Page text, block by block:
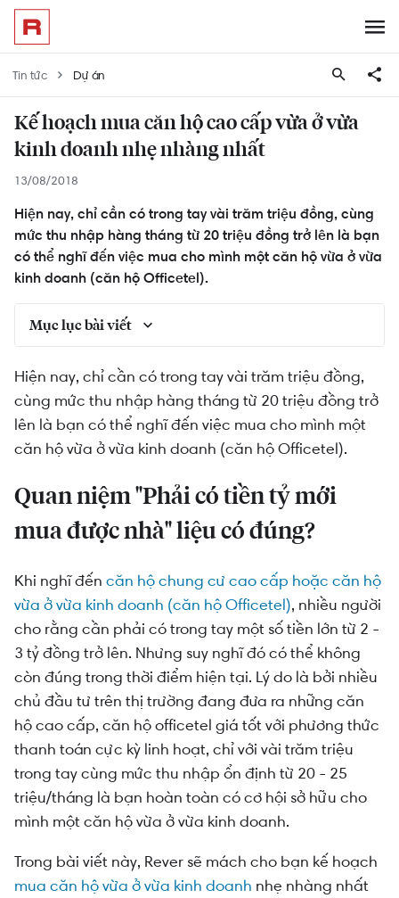
Tin tức Dự án
Kế hoạch mua căn hộ cao cấp vừa ở vừa
kinh doanh nhẹ nhàng nhất
13/08/2018
Hiện nay, chỉ cần có trong tay vài trăm triệu đồng, cùng
mức thu nhập hàng tháng từ 20 triệu đồng trở lên là bạn
có thể nghĩ đến việc mua cho mình một căn hộ vừa ở vừa
kinh doanh (căn hộ Officetel).
Mục lục bài viết
Quan niệm "Phải có tiền tỷ mới mua được nhà"
liệu có đúng?
Kế hoạch mua căn hộ vừa ở vừa kinh doanh nhẹ
nhàng nhất
Phương thức thanh toán chính thức khi mua căn
hộ thương mại dự án Đảo Kim Cương
Hiện nay, chỉ cần có trong tay vài trăm triệu đồng,
cùng mức thu nhập hàng tháng từ 20 triệu đồng trở
lên là bạn có thể nghĩ đến việc mua cho mình một
căn hộ vừa ở vừa kinh doanh (căn hộ Officetel).
Quan niệm "Phải có tiền tỷ mới
mua được nhà" liệu có đúng?
Khi nghĩ đến căn hộ chung cư cao cấp hoặc căn hộ
vừa ở vừa kinh doanh (căn hộ Officetel), nhiều người
cho rằng cần phải có trong tay một số tiền lớn từ 2 -
3 tỷ đồng trở lên. Nhưng suy nghĩ đó có thể không
còn đúng trong thời điểm hiện tại. Lý do là bởi nhiều
chủ đầu tư trên thị trường đang đưa ra những căn
hộ cao cấp, căn hộ officetel giá tốt với phương thức
thanh toán cực kỳ linh hoạt, chỉ với vài trăm triệu
trong tay cùng mức thu nhập ổn định từ 20 - 25
triệu/tháng là bạn hoàn toàn có cơ hội sở hữu cho
mình một căn hộ vừa ở vừa kinh doanh.
Trong bài viết này, Rever sẽ mách cho bạn kế hoạch
mua căn hộ vừa ở vừa kinh doanh nhẹ nhàng nhất